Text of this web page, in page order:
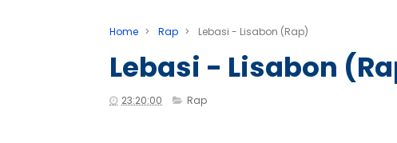
Home > Rap > Lebasi - Lisabon (Rap)
Lebasi - Lisabon
23:20:00 Rap